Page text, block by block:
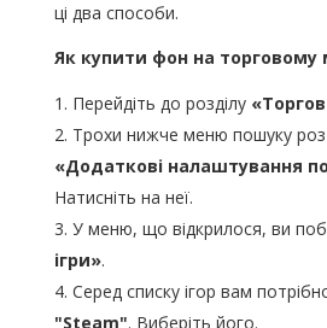
ці два способи.
Як купити фон на
Перейдіть до розділу
Трохи нижче меню пошуку
«Додаткові налаштування
Натисніть на неї.
У меню, що відкрилося, ви
ігри».
Серед списку ігор вам
"Steam". Виберіть його.